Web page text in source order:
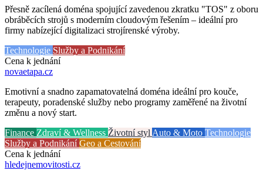
Přesně zacílená doména spojující zavedenou zkratku "TOS" z oboru
obráběcích strojů s moderním cloudovým řešením – ideální pro
firmy nabízející digitalizaci strojírenské výroby.
Technologie Služby a Podnikání
Cena k jednání
novaetapa.cz
Emotivní a snadno zapamatovatelná doména ideální pro kouče,
terapeuty, poradenské služby nebo programy zaměřené na životní
změnu a nový start.
Finance Zdraví & Wellness Životní styl Auto & Moto Technologie
Služby a PodnikáníGeo a Cestování
Cena k jednání
hledejnemovitosti.cz